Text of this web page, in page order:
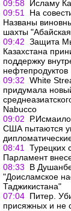
09:58 Исламу
09:51
На
Названы
шахты
09:42 Защита
Казахстана
поддержку
нефтепродуктов
09:32 White
придумала
Nabucco
09:02
США пытаются
08:41
Турецких
Парламент
08:33
В
"Доисламское
Таджикистана"
07:04 Питер.
присяжных и не